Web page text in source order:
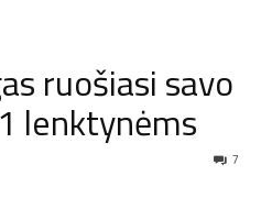
ruošiasi savo
lenktynėms
7